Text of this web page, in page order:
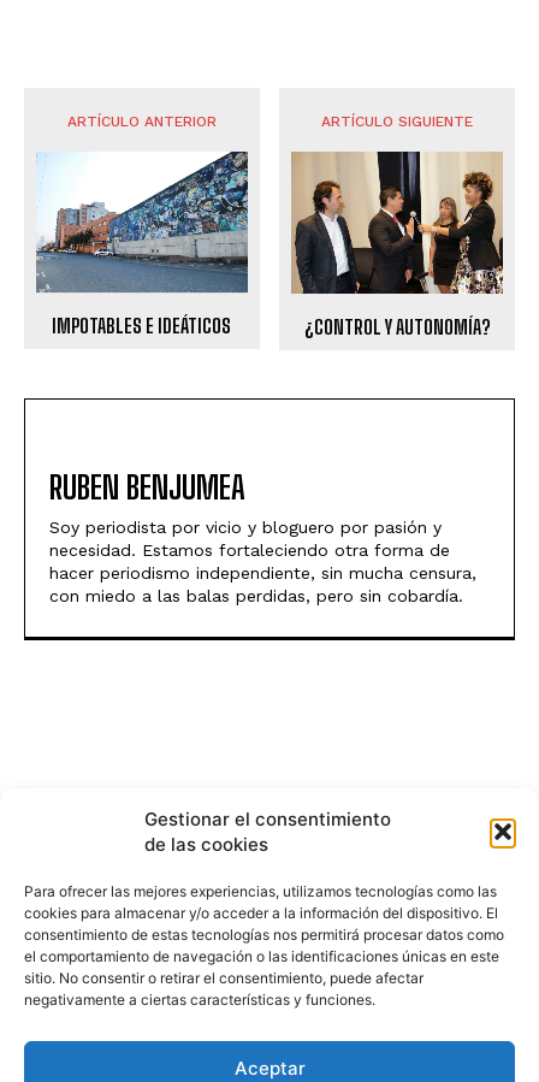
Gestionar el consentimiento
de las cookies
Para ofrecer las mejores experiencias, utilizamos tecnologías como las
cookies para almacenar y/o acceder a la información del dispositivo. El
consentimiento de estas tecnologías nos permitirá procesar datos como
el comportamiento de navegación o las identificaciones únicas en este
sitio. No consentir o retirar el consentimiento, puede afectar
negativamente a ciertas características y funciones.
Aceptar
ARTÍCULO ANTERIOR
IMPOTABLES E IDEÁTICOS
ARTÍCULO SIGUIENTE
¿CONTROL Y AUTONOMÍA?
RUBEN BENJUMEA
Soy periodista por vicio y bloguero por pasión y
necesidad. Estamos fortaleciendo otra forma de
hacer periodismo independiente, sin mucha censura,
con miedo a las balas perdidas, pero sin cobardía.